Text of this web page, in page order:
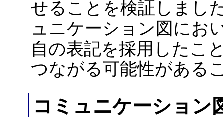
せることを検証しまし
ュニケーション図にお
自の表記を採用したこ
つながる可能性がある
コミュニケーション